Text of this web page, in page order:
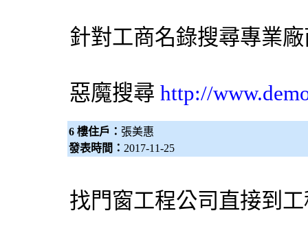
針對工商名錄搜尋專業
惡魔搜尋 http://
6 樓住戶： 張美惠
發表時間： 2017-11-25
找門窗工程公司直接到